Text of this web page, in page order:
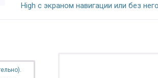
High с экраном навигации или без